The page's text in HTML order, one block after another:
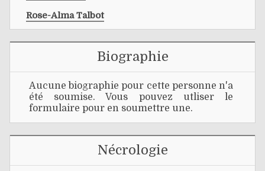
Rose-Alma Talbot
Biographie
Aucune biographie pour cette personne n'a
été soumise. Vous pouvez utliser le
formulaire pour en soumettre une.
Nécrologie